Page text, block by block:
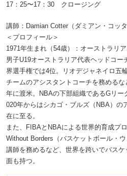
17：25〜17：30 クロージング
講師：Damian Cotter（ダミアン・コッタ
＜プロフィール＞
1971年生まれ（54歳）：オーストラリ
男子U19オーストラリア代表ヘッドコー
界選手権では4位。リオデジャネイロ五
チームのアシスタントコーチを務める
年に渡米。NBAの下部組織であるGリ
020年からはシカゴ・ブルズ（NBA）の
在に至る。
また、FIBAとNBAによる世界的育成プ
Without Borders（バスケットボール・
講師を務めるなど、世界を跨いでバス
面も持つ。